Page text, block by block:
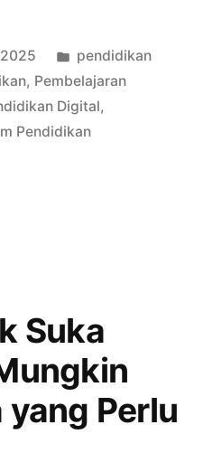
Posted
in
pendidikan
, Pembelajaran
Digital,
Pendidikan
Suka
Perlu